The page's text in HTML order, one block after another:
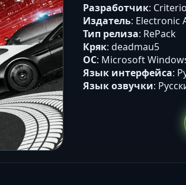
Разработчик:
Издатель: Electronic
Тип релиза: RePack
Кряк: deadmau5
ОС: Microsoft
Язык интерфейса:
Язык озвучки: